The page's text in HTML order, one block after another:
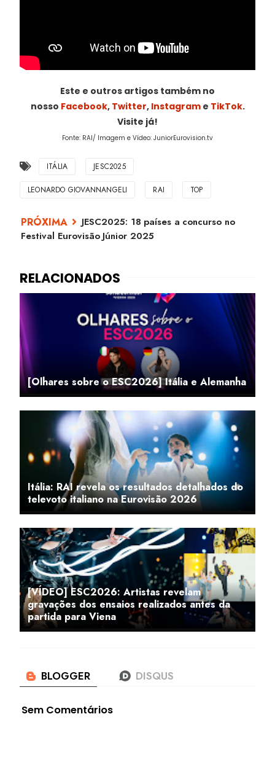
Este e outros artigos também no
nosso Facebook, Twitter, Instagrame TikTok.
Visite já!
Fonte: RAI/ Imagem e Vídeo: JuniorEurovision.tv
ITÁLIA JESC2025
LEONARDO GIOVANNANGELI RAI TOP
JESC2025: 18 países a concurso no
Festival Eurovisão Júnior 2025
[Olhares sobre o ESC2026] Itália e Alemanha
Itália: RAI revela os resultados detalhados do
televoto italiano na Eurovisão 2026
[VÍDEO] ESC2026: Artistas revelam
gravações dos ensaios realizados antes da
partida para Viena
Sem Comentários